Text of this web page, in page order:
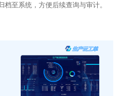
至系统，方便后续查询与审计。